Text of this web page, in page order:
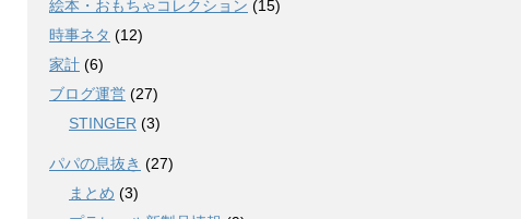
絵本・おもちゃコレクション (15)
時事ネタ (12)
家計 (6)
ブログ運営 (27)
STINGER (3)
パパの息抜き (27)
まとめ (3)